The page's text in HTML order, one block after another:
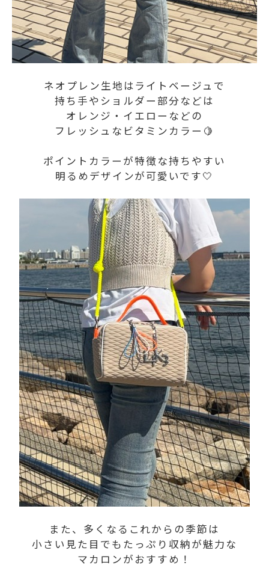
ネオプレン生地はライトベージュで
持ち手やショルダー部分などは
オレンジ・イエローなどの
フレッシュなビタミンカラー🍋
ポイントカラーが特徴な持ちやすい
明るめデザインが可愛いです🤍
また、多くなるこれからの季節は
小さい見た目でもたっぷり収納が魅力な
マカロンがおすすめ！